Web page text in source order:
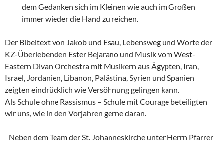
dem Gedanken sich im Kleinen wie auch im Großen
immer wieder die Hand zu reichen.
Der Bibeltext von Jakob und Esau, Lebensweg und Worte der
KZ-Überlebenden Ester Bejarano und Musik vom West-
Eastern Divan Orchestra mit Musikern aus Ägypten, Iran,
Israel, Jordanien, Libanon, Palästina, Syrien und Spanien
zeigten eindrücklich wie Versöhnung gelingen kann.
Als Schule ohne Rassismus – Schule mit Courage beteiligten
wir uns, wie in den Vorjahren gerne daran.
Neben dem Team der St. Johanneskirche unter Herrn Pfarrer